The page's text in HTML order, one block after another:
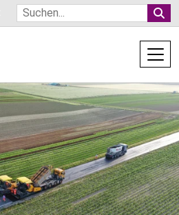
Suche